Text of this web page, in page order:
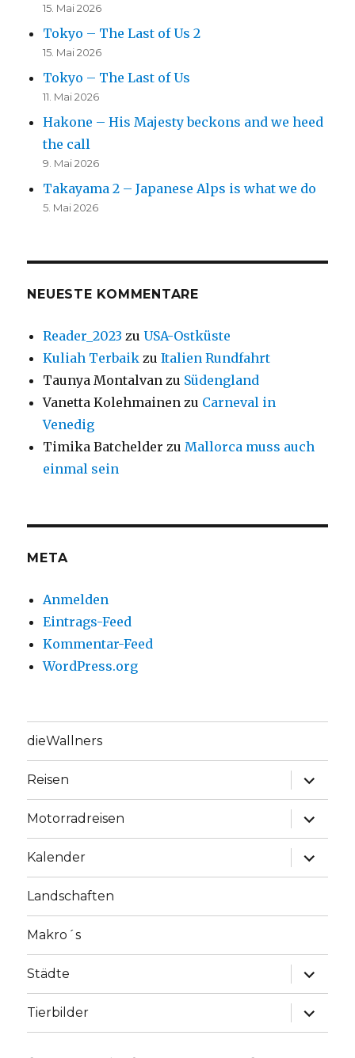
15. Mai 2026
Tokyo – The Last of Us 2
15. Mai 2026
Tokyo – The Last of Us
11. Mai 2026
Hakone – His Majesty beckons and we heed
the call
9. Mai 2026
Takayama 2 – Japanese Alps is what we do
5. Mai 2026
NEUESTE KOMMENTARE
Reader_2023 zuUSA-Ostküste
Kuliah Terbaik zuItalien Rundfahrt
Taunya Montalvan zu Südengland
Vanetta Kolehmainen zu Carneval in
Venedig
Timika Batchelder zu Mallorca muss auch
einmal sein
META
Anmelden
Eintrags-Feed
Kommentar-Feed
WordPress.org
dieWallners
Reisen
Motorradreisen
Kalender
Landschaften
Makro´s
Städte
Tierbilder